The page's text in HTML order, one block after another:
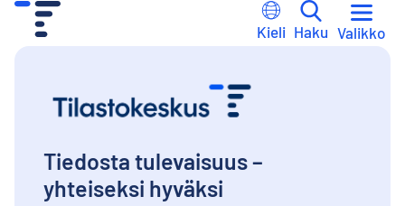
Kieli Haku Valikko
Etusivu
Tiedosta tulevaisuus –
yhteiseksi hyväksi